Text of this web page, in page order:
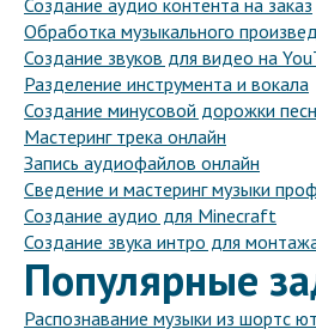
Создание аудио контента на заказ
Обработка музыкального
Создание звуков для видео на
Разделение инструмента и вокала
Создание минусовой дорожки
Мастеринг трека онлайн
Запись аудиофайлов онлайн
Сведение и мастеринг музыки
Создание аудио для Minecraft
Создание звука интро для
Популярные
Распознавание музыки из шортс